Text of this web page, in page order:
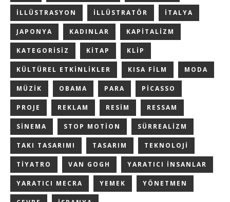
ILLÜSTRASYON ILLÜSTRATÖR ITALYA
JAPONYA KADINLAR KAPITALIZM
KATEGORISIZ KITAP KLIP
KÜLTÜREL ETKINLIKLER KISA FILM MODA
MÜZIK OBAMA PARA PICASSO
PROJE REKLAM RESIM RESSAM
SINEMA STOP MOTION SÜRREALIZM
TAKI TASARIMI TASARIM TEKNOLOJI
TIYATRO VAN GOGH YARATICI INSANLAR
YARATICI MECRA YEMEK YÖNETMEN